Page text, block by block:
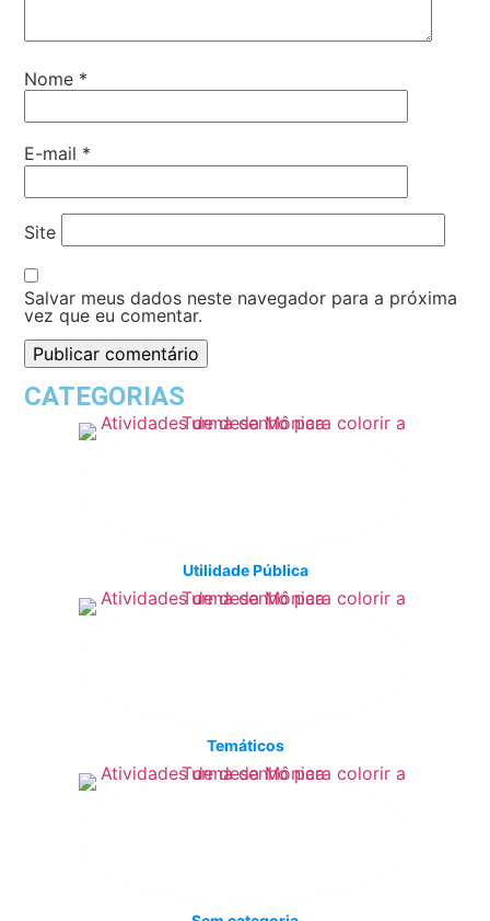
Nome *
E-mail *
Site
Salvar meus dados neste navegador para a próxima
vez que eu comentar.
CATEGORIAS
Utilidade Pública
Temáticos